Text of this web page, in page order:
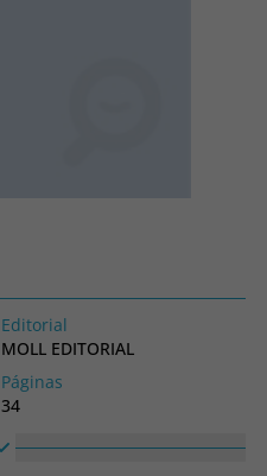
Editorial
MOLL EDITORIAL
Páginas
34
Idioma